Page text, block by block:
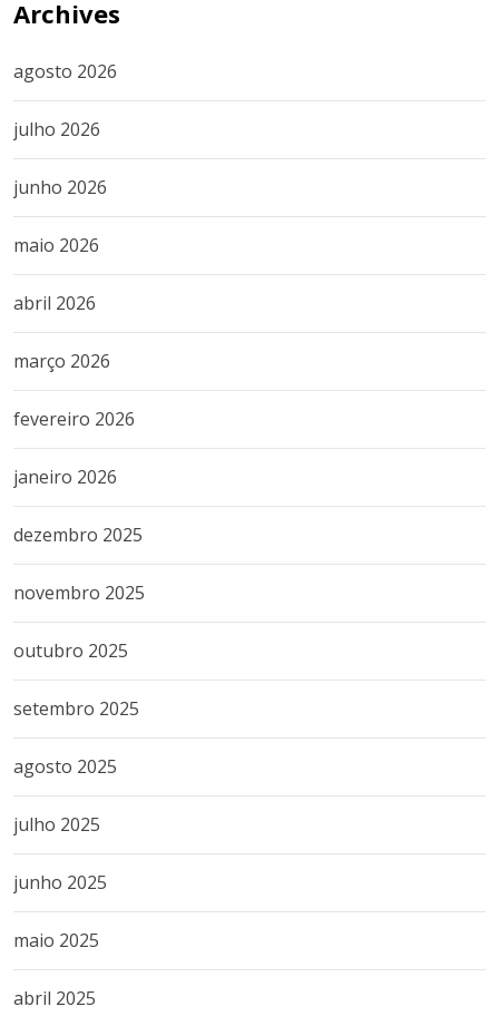
Archives
agosto 2026
julho 2026
junho 2026
maio 2026
abril 2026
março 2026
fevereiro 2026
janeiro 2026
dezembro 2025
novembro 2025
outubro 2025
setembro 2025
agosto 2025
julho 2025
junho 2025
maio 2025
abril 2025